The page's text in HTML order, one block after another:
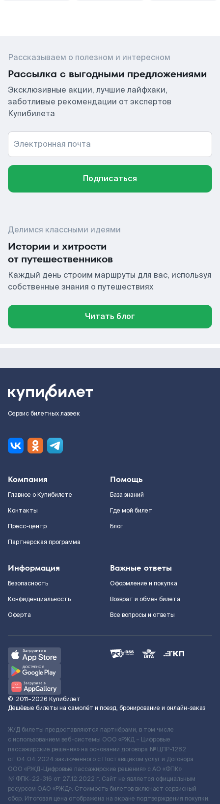
Рассказываем о полезном и интересном
Рассылка с выгодными предложениями
Эксклюзивные акции, лучшие лайфхаки,
заботливые рекомендации от экспертов
Купибилета
Электронная почта
Подписаться
Делимся классными идеями
Истории и хитрости
от путешественников
Каждый день строим маршруты для вас, используя
собственные знания о путешествиях
Читать блог
Сервис билетных лазеек
Компания
Главное о Купибилете
Контакты
Пресс-центр
Партнерская программа
Помощь
База знаний
Где мой билет
Блог
Информация
Безопасность
Конфиденциальность
Оферта
Важные ответы
Оформление и покупка
Возврат и обмен билета
Все вопросы и ответы
© 2011–2026 Купибилет
Дешёвые билеты на самолёт и поезд, бронирование и онлайн-заказ
Ж/Д билеты предоставляются партнёрами, в том числе
с использованием веб-системы ООО «РЖД – Цифровые
пассажирские решения» на основании договора № ЦПР-1282
от 04.04.2024 заключенного с Поставщиком услуг и Договора
ООО «РЖД-Цифровые пассажирские решения» c АО «ФПК»
№ ФПК-22-316 от 27.12.2022 г. Сайт не является официальным
ресурсом ОАО «РЖД». Стоимость билетов включает сервисный
сбор. Итоговая цена отображена на экране подтверждения покупки.